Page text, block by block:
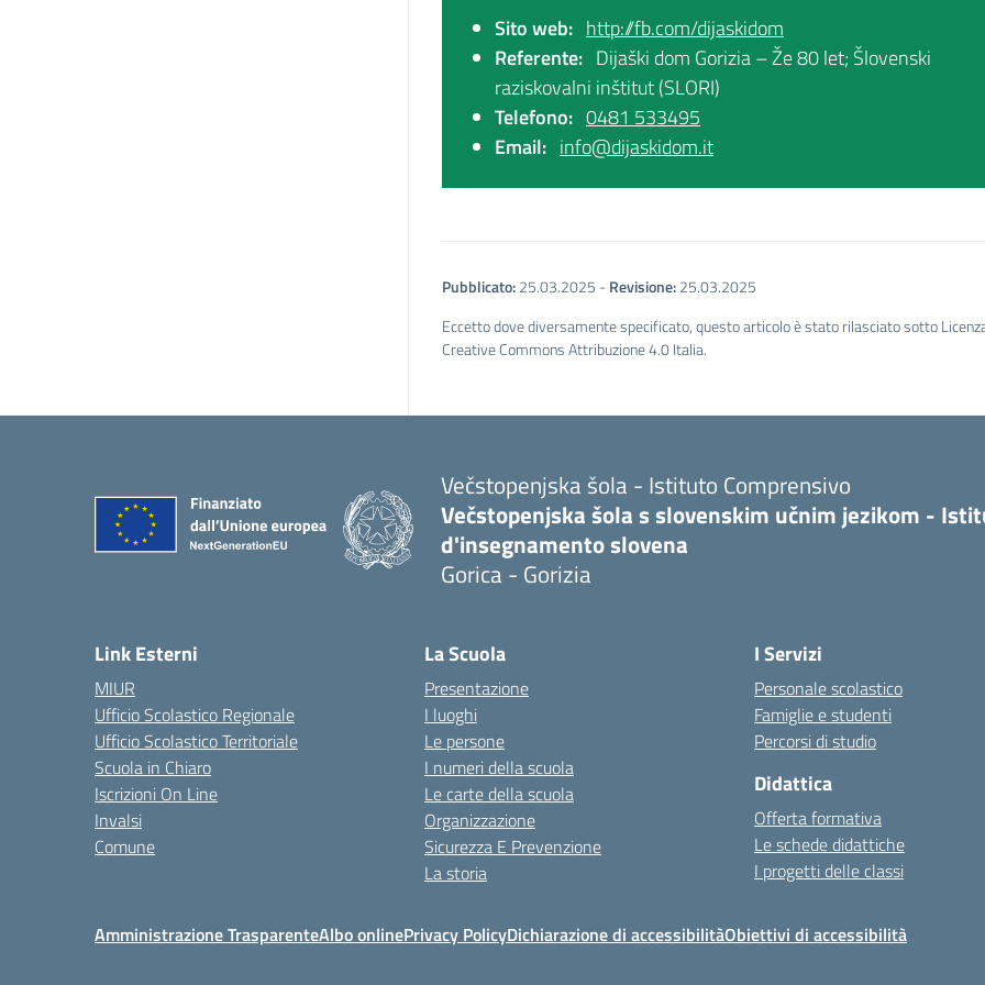
Sito web: http://fb.com/dijaskidom
Referente: Dijaški dom Gorizia – Že 80 let; Šlovenski
raziskovalni inštitut (SLORI)
Telefono: 0481 533495
Email: info@dijaskidom.it
Pubblicato:25.03.2025 -Revisione:25.03.2025
Eccetto dove diversamente specificato, questo articolo è stato rilasciato sotto
Creative Commons Attribuzione 4.0 Italia.
Večstopenjska šola - Istituto Comprensivo
Večstopenjska šola s slovenskim učnim jezikom -
d'insegnamento slovena
Gorica - Gorizia
Link Esterni
MIUR
Ufficio Scolastico Regionale
Ufficio Scolastico Territoriale
Scuola in Chiaro
Iscrizioni On Line
Invalsi
Comune
La Scuola
Presentazione
I luoghi
Le persone
I numeri della scuola
Le carte della scuola
Organizzazione
Sicurezza E Prevenzione
La storia
I Servizi
Personale scolastico
Famiglie e studenti
Percorsi di studio
Didattica
Offerta formativa
Le schede didattiche
I progetti delle classi
Amministrazione TrasparenteAlbo onlinePrivacy PolicyDichiarazione di accessibilitàObiettivi di accessibilità